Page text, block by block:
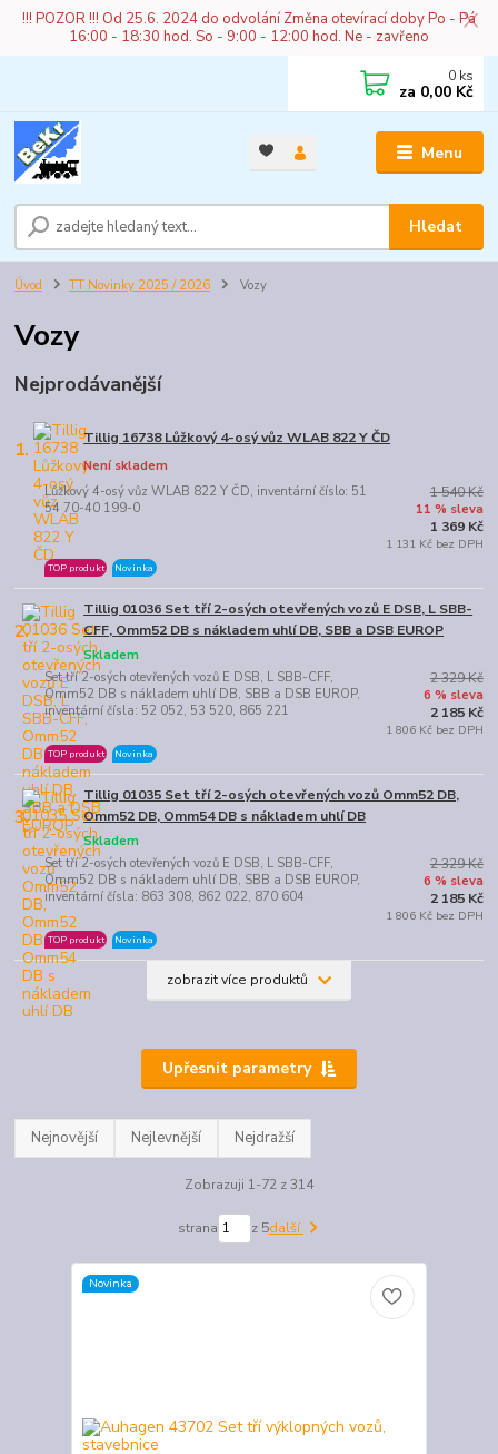
!!! POZOR !!! Od 25.6. 2024 do odvolání Změna otevírací doby Po - Pá
16:00 - 18:30 hod. So - 9:00 - 12:00 hod. Ne - zavřeno
Menu
Hledat
0 ks
za 0,00 Kč
Úvod TT Novinky 2025 / 2026 Vozy
Vozy
Nejprodávanější
1. Tillig 16738 Lůžkový 4-osý vůz WLAB 822 Y ČD
Lůžkový 4-osý vůz WLAB 822 Y ČD, inventární číslo: 51
54 70-40 199-0
Není skladem
TOP produkt Novinka
1 540 Kč
11 % sleva
1 369 Kč
1 131 Kč bez DPH
2.
Tillig 01036 Set tří 2-osých otevřených vozů E DSB, L SBB-
CFF, Omm52 DB s nákladem uhlí DB, SBB a DSB EUROP
Set tří 2-osých otevřených vozů E DSB, L SBB-CFF,
Omm52 DB s nákladem uhlí DB, SBB a DSB EUROP,
inventární čísla: 52 052, 53 520, 865 221
Skladem
TOP produkt Novinka
2 329 Kč
6 % sleva
2 185 Kč
1 806 Kč bez DPH
3.
Tillig 01035 Set tří 2-osých otevřených vozů Omm52 DB,
Omm52 DB, Omm54 DB s nákladem uhlí DB
Set tří 2-osých otevřených vozů E DSB, L SBB-CFF,
Omm52 DB s nákladem uhlí DB, SBB a DSB EUROP,
inventární čísla: 863 308, 862 022, 870 604
Skladem
TOP produkt Novinka
2 329 Kč
6 % sleva
2 185 Kč
1 806 Kč bez DPH
zobrazit více produktů
Upřesnit parametry
Nejnovější Nejlevnější Nejdražší
Zobrazuji 1-72 z 314
strana z 5další
Novinka